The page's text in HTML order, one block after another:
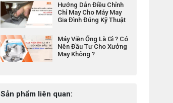
Hướng Dẫn Điều Chỉnh
Chỉ May Cho Máy May
Gia Đình Đúng Kỹ Thuật
Máy Viền Ống Là Gì ? Có
Nên Đầu Tư Cho Xưởng
May Không ?
Sản phẩm liên quan: